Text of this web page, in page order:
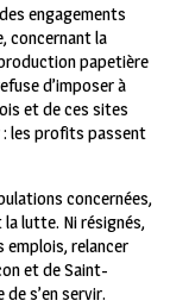
engagements
concernant la
papetière
d’imposer à
et de ces sites
: les profits passent
concernées,
lutte. Ni résignés,
emplois, relancer
et de Saint-
s’en servir.